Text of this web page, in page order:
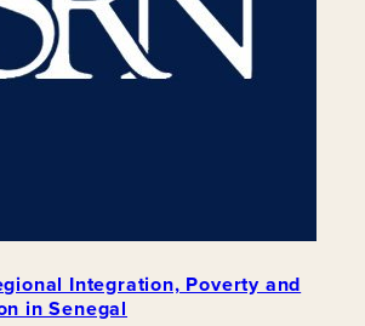
Integration, Poverty and
in Senegal